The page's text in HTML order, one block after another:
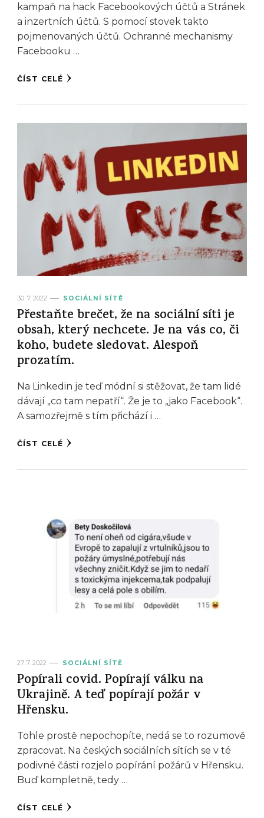
kampaň na hack Facebookových účtů a Stránek
a inzertních účtů. S pomocí stovek takto
pojmenovaných účtů. Ochranné mechanismy
Facebooku …
ČÍST CELÉ
30. 7. 2022 SOCIÁLNÍ SÍTĚ
Přestaňte brečet, že na sociální síti je
obsah, který nechcete. Je na vás co, či
koho, budete sledovat. Alespoň
prozatím.
Na Linkedin je teď módní si stěžovat, že tam lidé
dávají „co tam nepatří“. Že je to „jako Facebook“.
A samozřejmě s tím přichází i …
ČÍST CELÉ
27. 7. 2022 SOCIÁLNÍ SÍTĚ
Popírali covid. Popírají válku na
Ukrajině. A teď popírají požár v
Hřensku.
Tohle prostě nepochopíte, nedá se to rozumově
zpracovat. Na českých sociálních sítích se v té
podivné části rozjelo popírání požárů v Hřensku.
Buď kompletně, tedy …
ČÍST CELÉ